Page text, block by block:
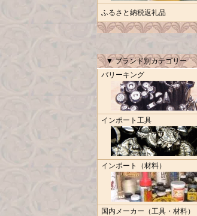
ふるさと納税返礼品
▼ ブランド別カテゴリー
バリーキング
インポート工具
インポート（材料）
国内メーカー（工具・材料）